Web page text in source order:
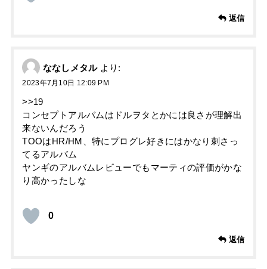
返信
ななしメタル より:
2023年7月10日 12:09 PM
>>19
コンセプトアルバムはドルヲタとかには良さが理解出
来ないんだろう
TOOはHR/HM、特にプログレ好きにはかなり刺さっ
てるアルバム
ヤンギのアルバムレビューでもマーティの評価がかな
り高かったしな
0
返信